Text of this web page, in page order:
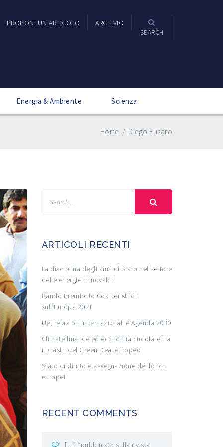
PROPONI UN ARTICOLO ARCHIVIO
SEARCH
Energia & Ambiente Scienza
Home / Diego Fusaro
ARTICOLI RECENTI
La disciplina degli aiuti di Stato nel settore
delle energie rinnovabili
Bando Premio Jo Cox per studi
sull’Europa 2021
Ue, relazioni internazionali e Agenda 2030
Climate finance ed economia circolare tra
i pilastri del Green Deal europeo
Stato di diritto e assegnazione dei fondi
europei
RECENT COMMENTS
[…] *pubblicato sulla rivista